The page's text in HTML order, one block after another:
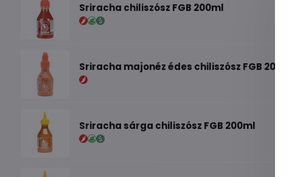
Sriracha chiliszósz FGB 200ml
Sriracha majonéz édes chiliszósz FGB 200ml
Sriracha sárga chiliszósz FGB 200ml